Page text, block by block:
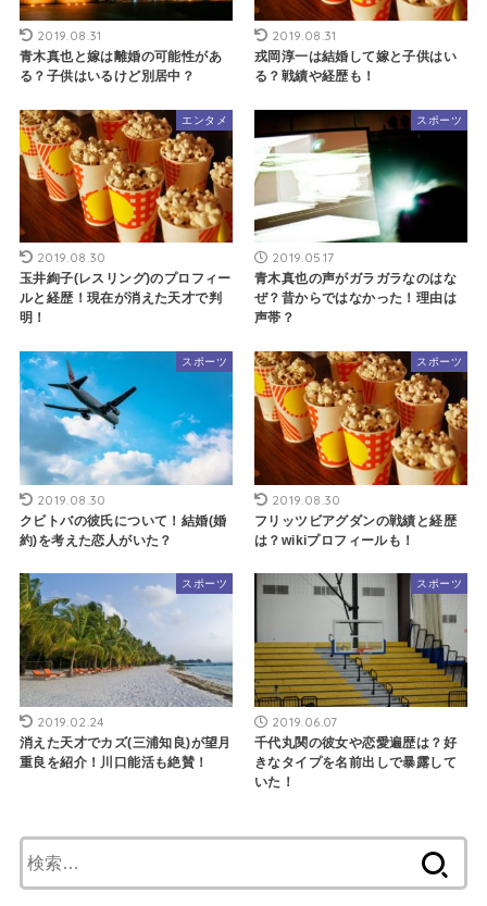
2019.08.31
青木真也と嫁は離婚の可能性があ
る？子供はいるけど別居中？
2019.08.31
戎岡淳一は結婚して嫁と子供はい
る？戦績や経歴も！
エンタメ
2019.08.30
玉井絢子(レスリング)のプロフィー
ルと経歴！現在が消えた天才で判
明！
スポーツ
2019.05.17
青木真也の声がガラガラなのはな
ぜ？昔からではなかった！理由は
声帯？
スポーツ
2019.08.30
クビトバの彼氏について！結婚(婚
約)を考えた恋人がいた？
スポーツ
2019.08.30
フリッツビアグダンの戦績と経歴
は？wikiプロフィールも！
スポーツ
2019.02.24
消えた天才でカズ(三浦知良)が望月
重良を紹介！川口能活も絶賛！
スポーツ
2019.06.07
千代丸関の彼女や恋愛遍歴は？好
きなタイプを名前出しで暴露して
いた！
索: